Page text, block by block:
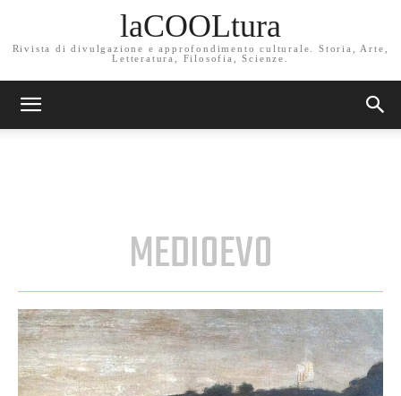
laCOOLtura
Rivista di divulgazione e approfondimento culturale. Storia, Arte,
Letteratura, Filosofia, Scienze.
MEDIOEVO